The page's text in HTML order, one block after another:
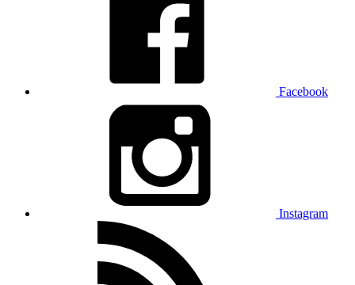
Facebook
Instagram